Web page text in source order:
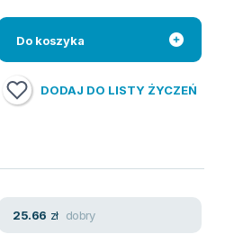
Do koszyka
DODAJ DO LISTY ŻYCZEŃ
25.66 zł dobry